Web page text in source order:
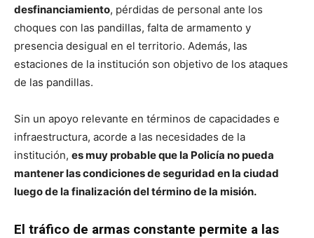
desfinanciamiento, pérdidas de personal ante los
choques con las pandillas, falta de armamento y
presencia desigual en el territorio. Además, las
estaciones de la institución son objetivo de los ataques
de las pandillas.
Sin un apoyo relevante en términos de capacidades e
infraestructura, acorde a las necesidades de la
institución, es muy probable que la Policía no pueda
mantener las condiciones de seguridad en la ciudad
luego de la finalización del término de la misión.
El tráfico de armas constante permite a las